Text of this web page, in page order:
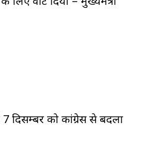
दिसम्बर को कांग्रेस से बदला